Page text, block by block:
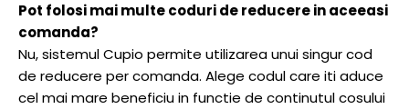
Pot folosi mai multe coduri de reducere in aceeasi
comanda?
Nu, sistemul Cupio permite utilizarea unui singur cod
de reducere per comanda. Alege codul care iti aduce
cel mai mare beneficiu in functie de continutul cosului